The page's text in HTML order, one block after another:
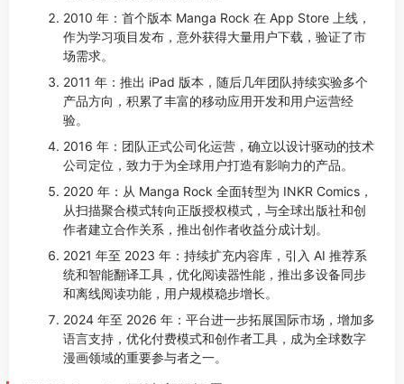
2010 年：首个版本 Manga Rock 在 App Store 上线，
作为学习项目发布，意外获得大量用户下载，验证了市
场需求。
2011 年：推出 iPad 版本，随后几年团队持续实验多个
产品方向，积累了丰富的移动应用开发和用户运营经
验。
2016 年：团队正式公司化运营，确立以设计驱动的技术
公司定位，致力于为全球用户打造有影响力的产品。
2020 年：从 Manga Rock 全面转型为 INKR Comics，
从扫描聚合模式转向正版授权模式，与全球出版社和创
作者建立合作关系，推出创作者收益分成计划。
2021 年至 2023 年：持续扩充内容库，引入 AI 推荐系
统和智能翻译工具，优化阅读器性能，推出多设备同步
和离线阅读功能，用户规模稳步增长。
2024 年至 2026 年：平台进一步拓展国际市场，增加多
语言支持，优化付费模式和创作者工具，成为全球数字
漫画领域的重要参与者之一。